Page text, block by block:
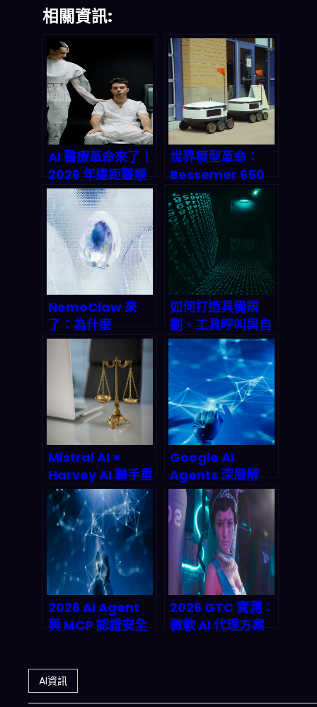
相關資訊:
AI 醫療革命來了！
2026 年遠距醫療
會徹底顛覆我們對
「看病」的想像？
Telefónica 報告
深度解剖
世界模型革命：
Bessemer 650
億美元押注，通用
機器人時代2027
年全面引爆
NemoClaw 來
了：為什麼
Nvidia 這步棋讓
企業 AI Agent 終
於敢放手大幹？
如何打造具備規
劃、工具呼叫與自
我批判能力的進階
Agentic AI 系
統？2026 終極實
戰指南
Mistral AI ×
Harvey AI 聯手重
塑法律科技：律師
工作流自動化的全
端革命正在發生
Google AI
Agents 深層解
析：從搜尋框到萬
用助手的產業巨
變，2026年智能
代理市場誰能為
王？
2026 AI Agent
與 MCP 認證安全
入自動化的最後拼
圖
2026 GTC 實測：
微軟 AI 代理方案
AI資訊